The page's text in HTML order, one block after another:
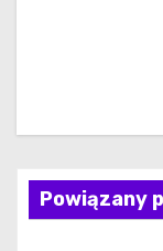
s
u
Powiązany